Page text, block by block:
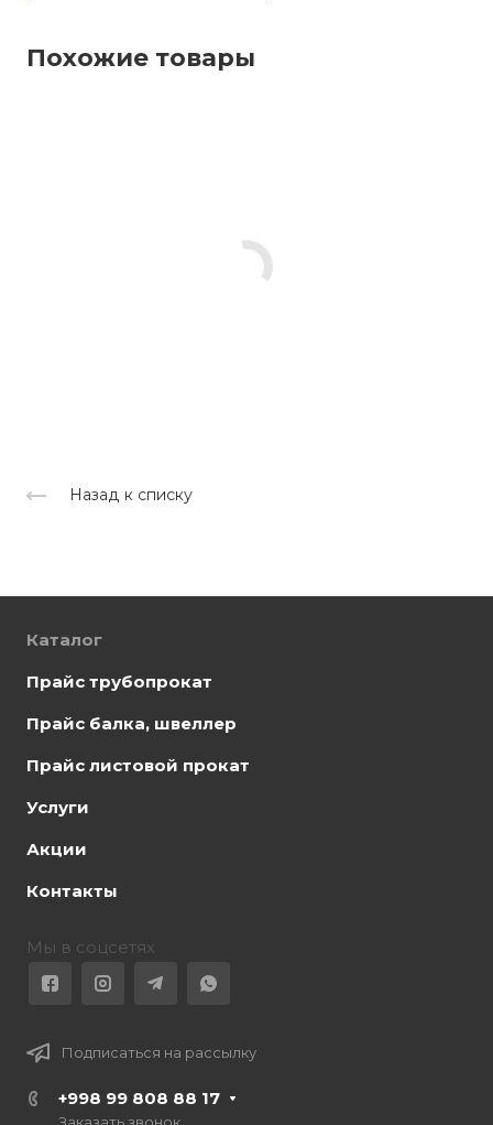
Похожие товары
Назад к списку
Каталог
Прайс трубопрокат
Прайс балка, швеллер
Прайс листовой прокат
Услуги
Акции
Контакты
Мы в соцсетях
Подписаться на рассылку
+998 99 808 88 17
Заказать звонок